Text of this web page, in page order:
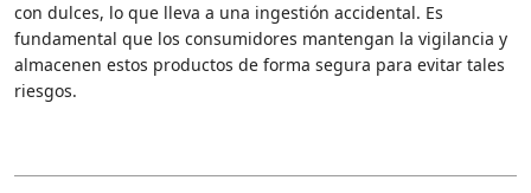
con dulces, lo que lleva a una ingestión accidental. Es
fundamental que los consumidores mantengan la vigilancia y
almacenen estos productos de forma segura para evitar tales
riesgos.